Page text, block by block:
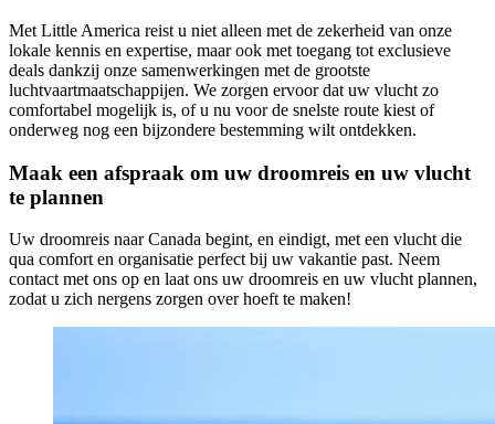
Met Little America reist u niet alleen met de zekerheid van onze
lokale kennis en expertise, maar ook met toegang tot exclusieve
deals dankzij onze samenwerkingen met de grootste
luchtvaartmaatschappijen. We zorgen ervoor dat uw vlucht zo
comfortabel mogelijk is, of u nu voor de snelste route kiest of
onderweg nog een bijzondere bestemming wilt ontdekken.
Maak een afspraak om uw droomreis en uw vlucht
te plannen
Uw droomreis naar Canada begint, en eindigt, met een vlucht die
qua comfort en organisatie perfect bij uw vakantie past. Neem
contact met ons op en laat ons uw droomreis en uw vlucht plannen,
zodat u zich nergens zorgen over hoeft te maken!